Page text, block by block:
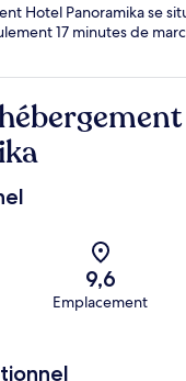
Hotel Panoramika se
17 minutes de
9,6
Emplacement